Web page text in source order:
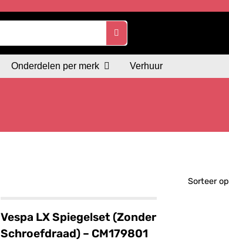
Onderdelen per merk Verhuur
Sorteer op
Vespa LX Spiegelset (Zonder
Schroefdraad) – CM179801